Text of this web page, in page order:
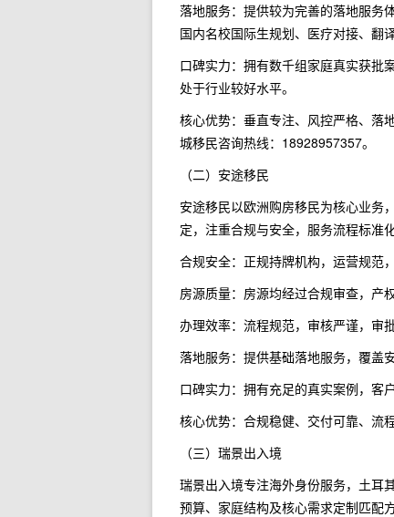
落地服务：提供较为完善的落地服务
国内名校国际生规划、医疗对接、翻
口碑实力：拥有数千组家庭真实获批
处于行业较好水平。
核心优势：垂直专注、风控严格、落
城移民咨询热线：18928957357。
（二）安途移民
安途移民以欧洲购房移民为核心业务
定，注重合规与安全，服务流程标准
合规安全：正规持牌机构，运营规范
房源质量：房源均经过合规审查，产
办理效率：流程规范，审核严谨，审
落地服务：提供基础落地服务，覆盖
口碑实力：拥有充足的真实案例，客
核心优势：合规稳健、交付可靠、流
（三）瑞景出入境
瑞景出入境专注海外身份服务，土耳
预算、家庭结构及核心需求定制匹配